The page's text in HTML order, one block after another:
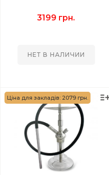
3199 грн.
НЕТ В НАЛИЧИИ
Ціна для закладів: 2079 грн.